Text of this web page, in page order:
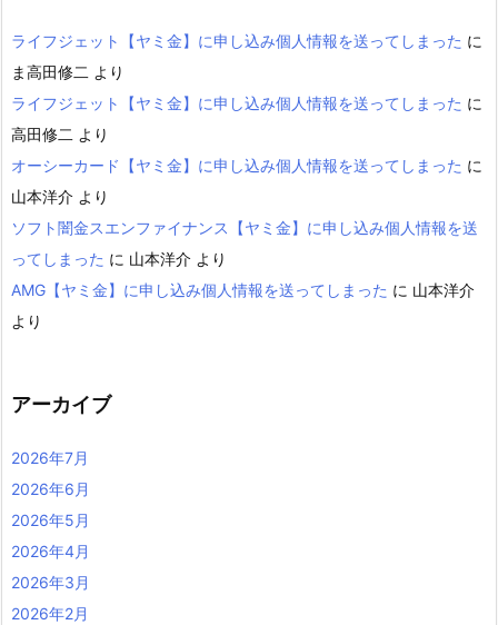
ライフジェット【ヤミ金】に申し込み個人情報を送ってしまった に
ま高田修二 より
ライフジェット【ヤミ金】に申し込み個人情報を送ってしまった に
高田修二 より
オーシーカード【ヤミ金】に申し込み個人情報を送ってしまった に
山本洋介 より
ソフト闇金スエンファイナンス【ヤミ金】に申し込み個人情報を送
ってしまった に 山本洋介 より
AMG【ヤミ金】に申し込み個人情報を送ってしまった に 山本洋介
より
アーカイブ
2026年7月
2026年6月
2026年5月
2026年4月
2026年3月
2026年2月